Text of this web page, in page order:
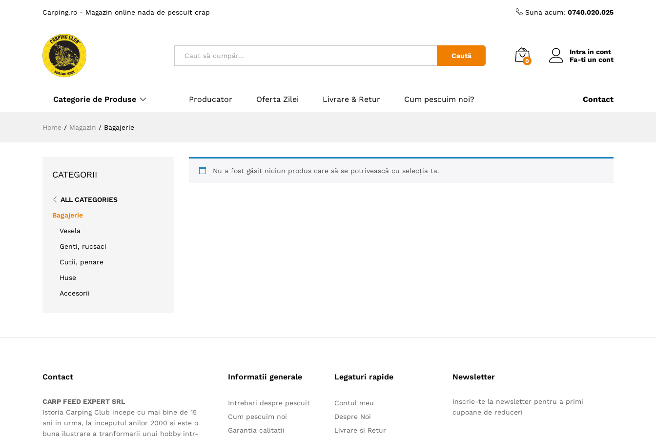
Carping.ro - Magazin online nada de pescuit crap Suna acum: 0740.020.025
Toate Caută
0
Intra in cont
Fa-ti un cont
Categorie de Produse Producator Oferta Zilei Livrare & Retur Cum pescuim noi? Contact
Home / Magazin / Bagajerie
Nu a fost găsit niciun produs care să se potrivească cu selecția ta.
CATEGORII
ALL CATEGORIES
Bagajerie
Vesela
Genti, rucsaci
Cutii, penare
Huse
Accesorii
Contact
CARP FEED EXPERT SRL
Istoria Carping Club incepe cu mai bine de 15
ani in urma, la inceputul anilor 2000 si este o
buna ilustrare a tranformarii unui hobby intr-
Informatii generale
Intrebari despre pescuit
Cum pescuim noi
Garantia calitatii
Legaturi rapide
Contul meu
Despre Noi
Livrare si Retur
Newsletter
Inscrie-te la newsletter pentru a primi
cupoane de reduceri